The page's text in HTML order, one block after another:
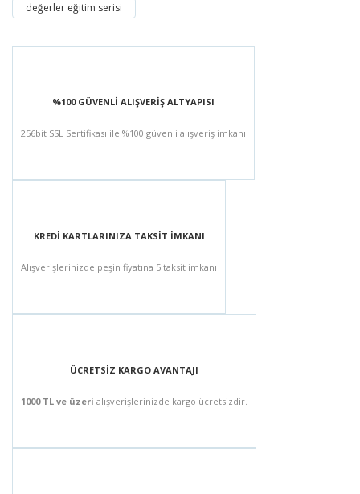
değerler eğitim serisi
%100 GÜVENLİ ALIŞVERİŞ ALTYAPISI
256bit SSL Sertifikası ile %100 güvenli alışveriş imkanı
KREDİ KARTLARINIZA TAKSİT İMKANI
Alışverişlerinizde peşin fiyatına 5 taksit imkanı
ÜCRETSİZ KARGO AVANTAJI
1000 TL ve üzeri alışverişlerinizde kargo ücretsizdir.